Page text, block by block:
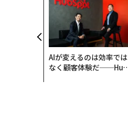
AIが変えるのは効率では
なく顧客体験だ──Hub